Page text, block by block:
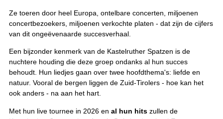
Ze toeren door heel Europa, ontelbare concerten, miljoenen
concertbezoekers, miljoenen verkochte platen - dat zijn de cijfers
van dit ongeëvenaarde succesverhaal.
Een bijzonder kenmerk van de Kastelruther Spatzen is de
nuchtere houding die deze groep ondanks al hun succes
behoudt. Hun liedjes gaan over twee hoofdthema's: liefde en
natuur. Vooral de bergen liggen de Zuid-Tirolers - hoe kan het
ook anders - na aan het hart.
Met hun live tournee in 2026 en al hun hits zullen de